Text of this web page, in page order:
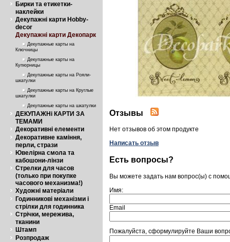
Бирки та етикетки-
наклейки
Декупажні карти Hobby-
decor
Декупажні карти Декопарк
Декупажные карты на
Ключницы
Декупажные карты на
Купюрницы
Декупажные карты на Рояли-
шкатулки
Декупажные карты на Круглые
шкатулки
Декупажные карты на шкатулки
ДЕКУПАЖНі КАРТИ ЗА
ТЕМАМИ
Декоративні елементи
Декоративне каміння,
перли, стрази
Ювелірна смола та
кабошони-лінзи
Стрелки для часов
(только при покупке
часового механизма!)
Художні матеріали
Годинникові механізми і
стрілки для годинника
Стрічки, мережива,
тканини
Штамп
Розпродаж
Отзывы
Нет отзывов об этом продукте
Написать отзыв
Есть вопросы?
Вы можете задать нам вопрос(ы) с
Имя:
Email
Пожалуйста, сформулируйте Ваши